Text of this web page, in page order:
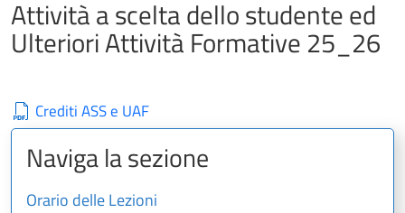
Attività a scelta dello studente ed
Ulteriori Attività Formative 25_26
Crediti ASS e UAF
Naviga la sezione
Orario delle Lezioni